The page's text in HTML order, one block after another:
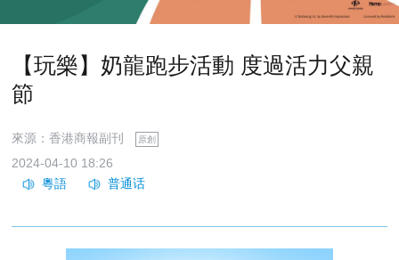
【玩樂】奶龍跑步活動 度過活力父親
節
來源：香港商報副刊 原創
2024-04-10 18:26